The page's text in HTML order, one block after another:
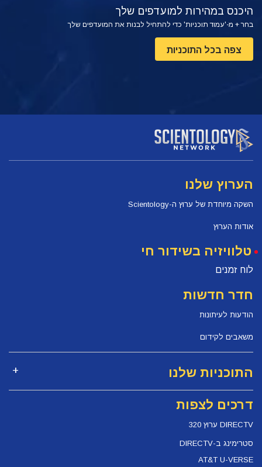
היכנס במהירות למועדפים שלך
בחר + מ-'עמוד תוכניות' כדי להתחיל לבנות את המועדפים שלך
צפה בכל התוכניות
הערוץ שלנו
השקה מיוחדת של ערוץ ה-Scientology
אודות הערוץ
טלוויזיה בשידור חי
לוח זמנים
חדר חדשות
הודעות לעיתונות
משאבים לקידום
התוכניות שלנו
דרכים לצפות
DIRECTV ערוץ 320
סטרימינג ב-DIRECTV
AT&T U-VERSE